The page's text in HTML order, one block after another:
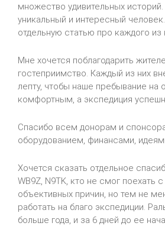
множество удивительных
уникальный и интересный
отдельную статью про каждого из
Мне хочется поблагодарить
гостеприимство. Каждый из них
лепту, чтобы наше пребывание на
комфортным, а экспедиция
Спасибо всем донорам и
оборудованием, финансами,
Хочется сказать отдельное
WB9Z, N9TK, кто не смог поехать
объективных причин, но тем не
работать на благо экспедиции.
больше года, и за 6 дней до ее